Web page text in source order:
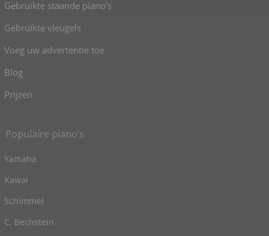
Gebruikte staande piano’s
Gebruikte vleugels
Voeg uw advertentie toe
Blog
Prijzen
Populaire piano’s
Yamaha
Kawai
Schimmel
C. Bechstein